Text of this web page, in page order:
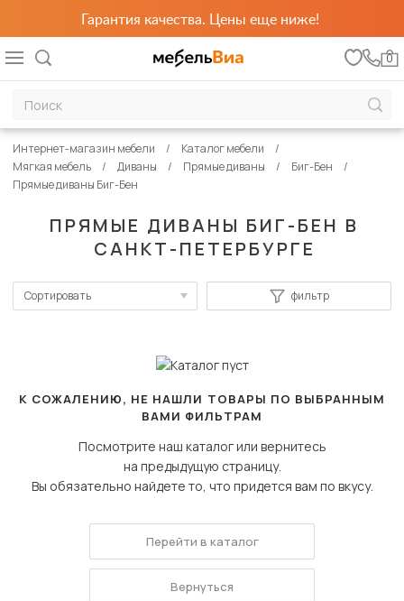
Гарантия качества. Цены еще ниже!
0
ПРЯМЫЕ ДИВАНЫ БИГ-БЕН В
САНКТ-ПЕТЕРБУРГЕ
Интернет-магазин мебели
Каталог мебели
Мягкая мебель
Диваны Прямые диваны
Биг-Бен
Прямые диваны Биг-Бен
Сортировать
Сначала дешевые
фильтр
К СОЖАЛЕНИЮ, НЕ НАШЛИ ТОВАРЫ ПО ВЫБРАННЫМ
ВАМИ ФИЛЬТРАМ
Посмотрите наш каталог или вернитесь
на предыдущую страницу.
Вы обязательно найдете то, что придется вам по вкусу.
Перейти в каталог
Вернуться